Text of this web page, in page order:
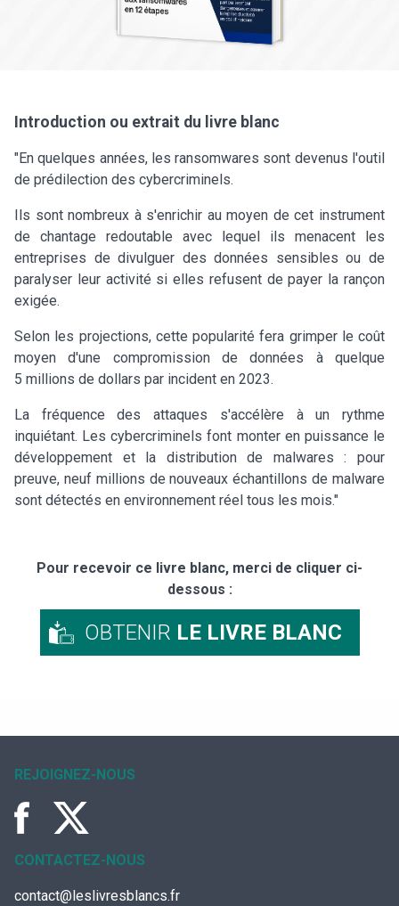
Introduction ou extrait du livre blanc
"En quelques années, les ransomwares sont devenus l'outil
de prédilection des cybercriminels.
Ils sont nombreux à s'enrichir au moyen de cet instrument
de chantage redoutable avec lequel ils menacent les
entreprises de divulguer des données sensibles ou de
paralyser leur activité si elles refusent de payer la rançon
exigée.
Selon les projections, cette popularité fera grimper le coût
moyen d'une compromission de données à quelque
5 millions de dollars par incident en 2023.
La fréquence des attaques s'accélère à un rythme
inquiétant. Les cybercriminels font monter en puissance le
développement et la distribution de malwares : pour
preuve, neuf millions de nouveaux échantillons de malware
sont détectés en environnement réel tous les mois."
Pour recevoir ce livre blanc, merci de cliquer ci-
dessous :
OBTENIR LE LIVRE BLANC
REJOIGNEZ-NOUS
CONTACTEZ-NOUS
contact@leslivresblancs.fr